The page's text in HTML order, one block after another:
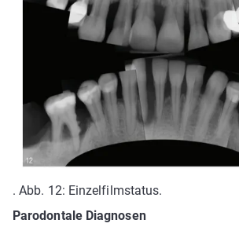
. Abb. 12: Einzelfilmstatus.
Parodontale Diagnosen